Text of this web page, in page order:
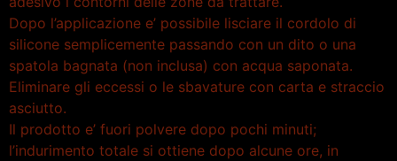
Dopo l’applicazione e’ possibile lisciare il cordolo di
silicone semplicemente passando con un dito o una
spatola bagnata (non inclusa) con acqua saponata.
Eliminare gli eccessi o le sbavature con carta e straccio
asciutto.
Il prodotto e’ fuori polvere dopo pochi minuti;
l’indurimento totale si ottiene dopo alcune ore, in